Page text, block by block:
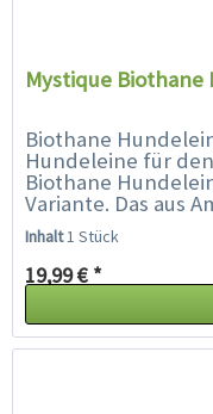
Mystique
Biothane
Hundeleine für
Biothane
Variante. Das aus
Material überzeugt
Inhalt1 Stück
19,99 € *